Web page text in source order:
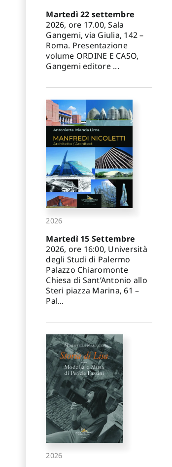
Martedì 22 settembre
2026, ore 17.00, Sala
Gangemi, via Giulia, 142 –
Roma. Presentazione
volume ORDINE E CASO,
Gangemi editore ...
2026
Martedì 15 Settembre
2026, ore 16:00, Università
degli Studi di Palermo
Palazzo Chiaromonte
Chiesa di Sant’Antonio allo
Steri piazza Marina, 61 –
Pal...
2026